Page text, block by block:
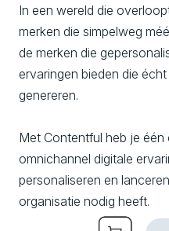
In een wereld die
merken die simpelweg
de merken die
ervaringen bieden die
genereren.
Met Contentful heb je
omnichannel digitale
personaliseren en
organisatie nodig heeft.